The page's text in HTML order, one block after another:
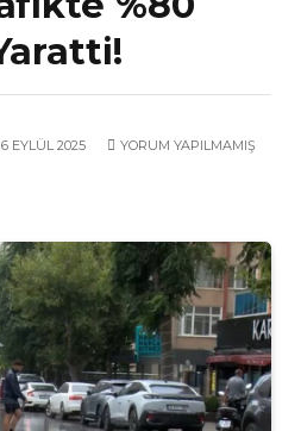
6 EYLÜL 2025 YORUM YAPILMAMIŞ